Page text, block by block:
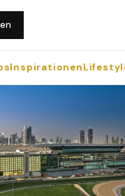
Inspirationen